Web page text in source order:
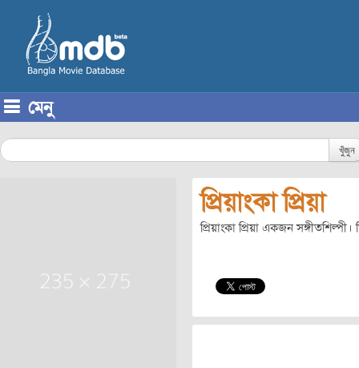
মেনু
খুঁজুন
প্রিয়াংকা প্রিয়া
প্রিয়াংকা প্রিয়া একজন